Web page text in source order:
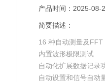
产品时间：2025-08-
简要描述：
16 种自动测量及
内置波形极限测试
自动化扩展数据记录
自动设置和信号自动